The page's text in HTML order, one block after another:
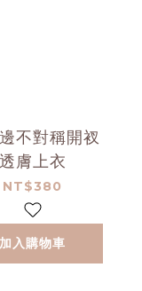
不對稱開衩
透膚上衣
NT$380
加入購物車